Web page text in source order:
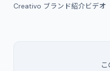
Creativo ブランド紹介ビデオ